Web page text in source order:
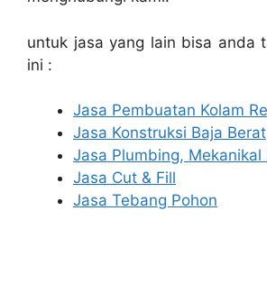
untuk jasa yang lain bisa anda
ini :
Jasa Pembuatan Kolam
Jasa Konstruksi Baja Berat
Jasa Plumbing, Mekanikal
Jasa Cut & Fill
Jasa Tebang Pohon